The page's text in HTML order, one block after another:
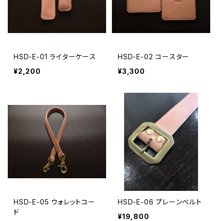
HSD-E-01 ライターケース
¥2,200
HSD-E-02 コースター
¥3,300
HSD-E-05 ウォレットコー
ド
HSD-E-06 プレーンベルト
¥19,800